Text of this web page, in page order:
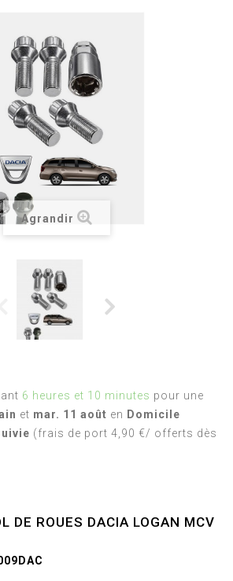
Agrandir
6 heures et 10 minutes pour une
et mar. 11 août en Domicile
(frais de port 4,90 €/ offerts dès
DE ROUES DACIA LOGAN MCV